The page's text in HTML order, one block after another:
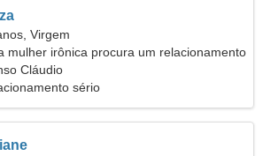
Virgem
mulher irônica procura um relacionamento
Cláudio
sério